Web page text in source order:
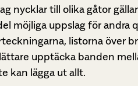
nycklar till olika gåtor
möjliga uppslag för andra
listorna över
upptäcka banden
kan lägga ut allt.